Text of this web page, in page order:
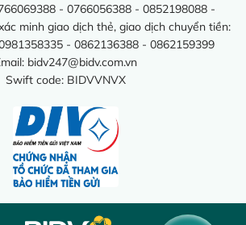
- 0766056388 - 0852198088 -
minh giao dịch thẻ, giao dịch chuyển tiền:
- 0862136388 - 0862159399
bidv247@bidv.com.vn
Swift code: BIDVVNVX